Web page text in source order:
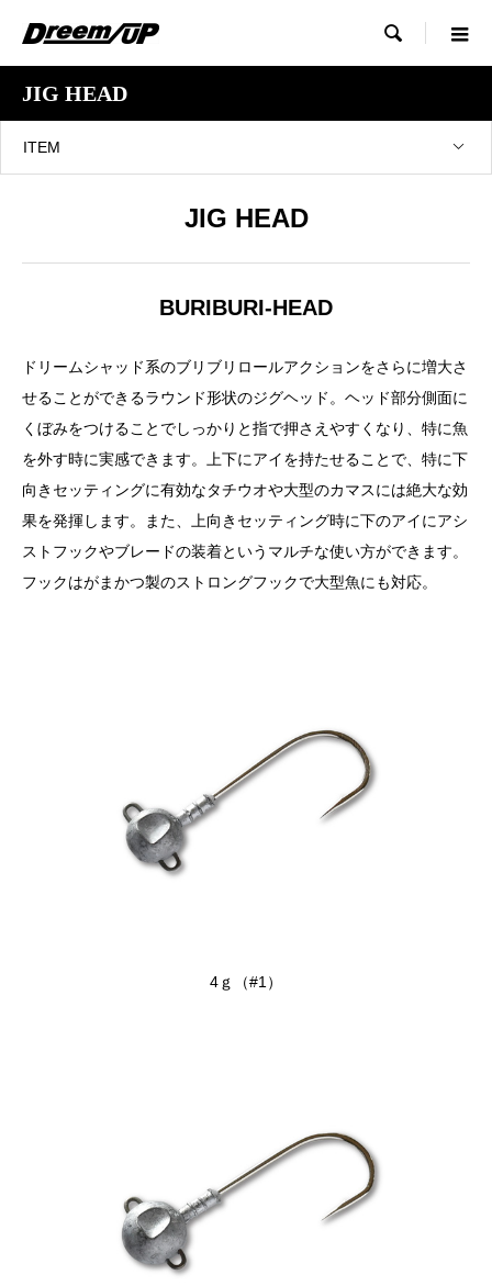

JIG HEAD
ITEM
JIG HEAD
BURIBURI-HEAD
ドリームシャッド系のブリブリロールアクションをさらに増大さ
せることができるラウンド形状のジグヘッド。ヘッド部分側面に
くぼみをつけることでしっかりと指で押さえやすくなり、特に魚
を外す時に実感できます。上下にアイを持たせることで、特に下
向きセッティングに有効なタチウオや大型のカマスには絶大な効
果を発揮します。また、上向きセッティング時に下のアイにアシ
ストフックやブレードの装着というマルチな使い方ができます。
フックはがまかつ製のストロングフックで大型魚にも対応。
4ｇ（#1）